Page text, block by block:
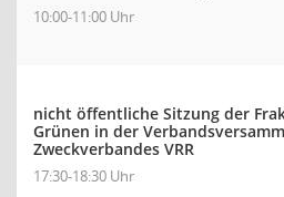
10:00-11:00 Uhr
nicht öffentliche Sitzung der
Grünen in der
Zweckverbandes VRR
17:30-18:30 Uhr